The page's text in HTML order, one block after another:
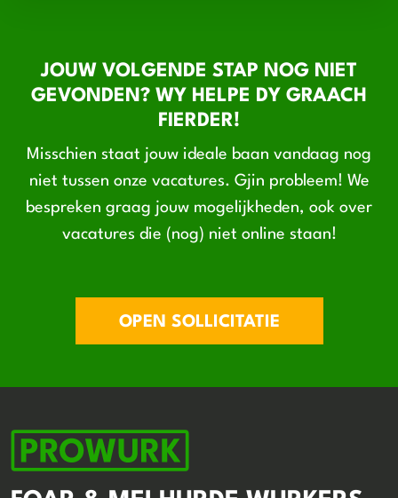
JOUW VOLGENDE STAP NOG NIET
GEVONDEN? WY HELPE DY GRAACH
FIERDER!
Misschien staat jouw ideale baan vandaag nog
niet tussen onze vacatures. Gjin probleem! We
bespreken graag jouw mogelijkheden, ook over
vacatures die (nog) niet online staan!
OPEN SOLLICITATIE